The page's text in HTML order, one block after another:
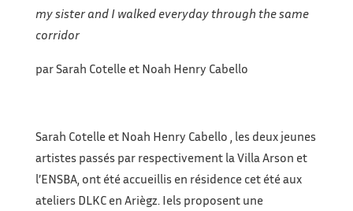
my sister and I walked everyday through the same
corridor
par Sarah Cotelle et Noah Henry Cabello
Sarah Cotelle et Noah Henry Cabello , les deux jeunes
artistes passés par respectivement la Villa Arson et
l’ENSBA, ont été accueillis en résidence cet été aux
ateliers DLKC en Ariègz. Iels proposent une